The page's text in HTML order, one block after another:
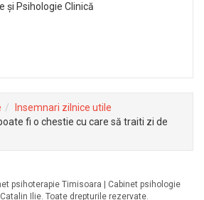
și Psihologie Clinică
Insemnari zilnice utile
fi o chestie cu care să traiti zi de
psihoterapie Timisoara | Cabinet psihologie
Ilie. Toate drepturile rezervate.